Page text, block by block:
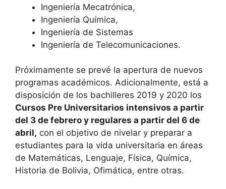
Ingeniería Mecatrónica,
Ingeniería Química,
Ingeniería de Sistemas
Ingeniería de Telecomunicaciones.
Próximamente se prevé la apertura de nuevos
programas académicos. Adicionalmente, está a
disposición de los bachilleres 2019 y 2020 los
Cursos Pre Universitarios intensivos a partir
del 3 de febrero y regulares a partir del 6 de
abril, con el objetivo de nivelar y preparar a
estudiantes para la vida universitaria en áreas
de Matemáticas, Lenguaje, Física, Química,
Historia de Bolivia, Ofimática, entre otras.